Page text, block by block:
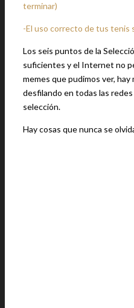
terminar)
-El uso correcto de tus tenis
Los seis puntos de la
suficientes y el Internet no
memes que pudimos ver,
desfilando en todas las
selección.
Hay cosas que nunca se